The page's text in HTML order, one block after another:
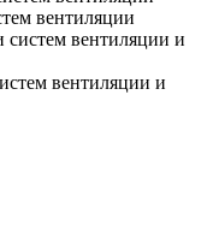
вентиляции
вентиляции и